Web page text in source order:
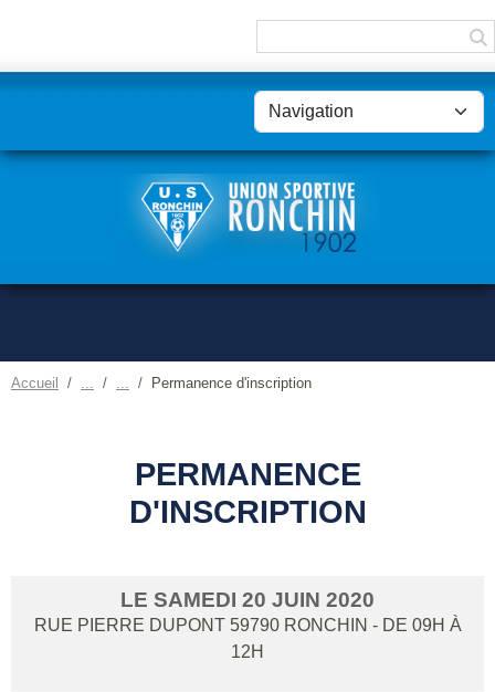
Accueil Permanence d'inscription
PERMANENCE
D'INSCRIPTION
LE SAMEDI 20 JUIN 2020
RUE PIERRE DUPONT 59790 RONCHIN - DE 09H À
12H